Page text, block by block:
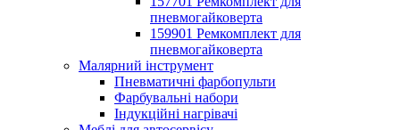
пневмогайковерта
159901 Ремкомплект для
пневмогайковерта
Малярний інструмент
Пневматичні фарбопульти
Фарбувальні набори
Індукційні нагрівачі